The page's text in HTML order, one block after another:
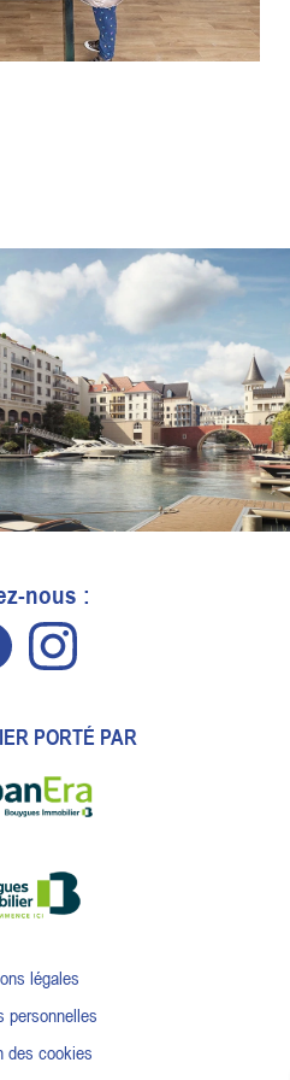
PORTÉ PAR
nous :
légales
personnelles
des cookies